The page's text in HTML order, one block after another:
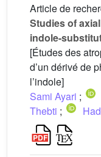
Article de
Studies of
indole-
[Études des
d’un dérivé de
l’indole]
Sami Ayari ;
Thebti ;